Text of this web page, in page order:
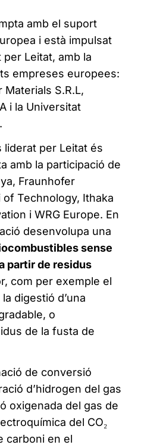
amb el suport
i està impulsat
Leitat, amb la
empreses europees:
Materials S.R.L,
i la Universitat
liderat per Leitat és
amb la participació de
Fraunhofer
of Technology, Ithaka
i WRG Europe. En
desenvolupa una
sense
partir de residus
com per exemple el
digestió d’una
o
de la fusta de
de conversió
d’hidrogen del gas
oxigenada del gas de
del CO₂
carboni en el